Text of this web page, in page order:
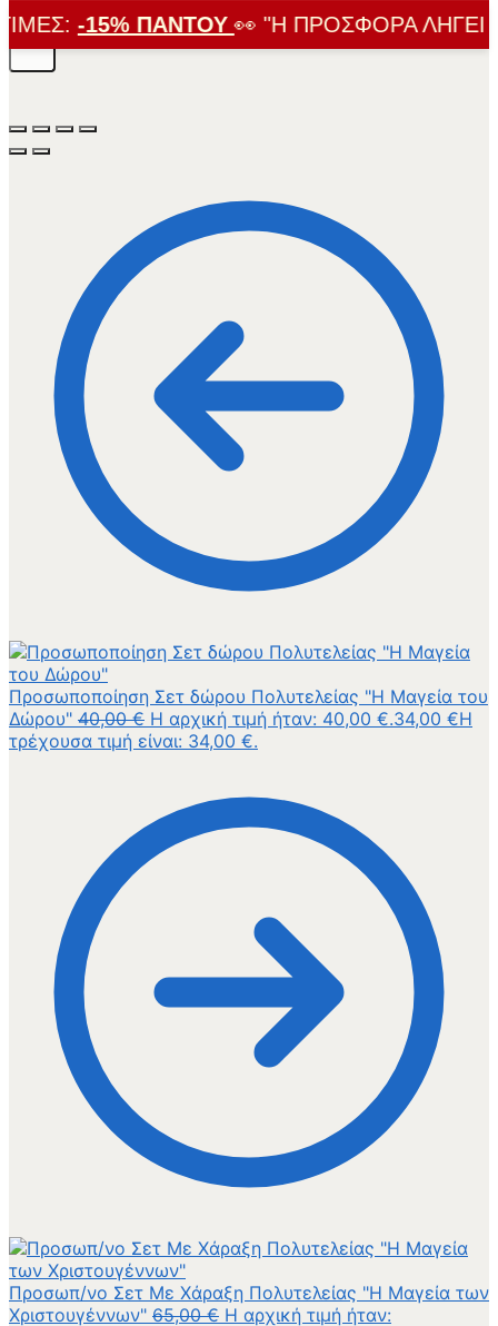
-15% ΠΑΝΤΟΎ👀 "Η ΠΡΟΣΦΟΡΆ ΛΉΓΕΙ
Προσωποποίηση Σετ δώρου Πολυτελείας "Η Μαγεία του
Δώρου" 40,00€ Η αρχική τιμή ήταν: 40,00 €.34,00 €Η
τρέχουσα τιμή είναι: 34,00 €.
Προσωπ/νο Σετ Με Χάραξη Πολυτελείας "Η Μαγεία των
Χριστουγέννων" 65,00€ Η αρχική τιμή ήταν: